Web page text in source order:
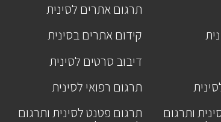
תרגום אתרים לסינית
קידום אתרים בסינית
דיבוב סרטים לסינית
תרגום רפואי לסינית
ותרגום
תרגום פטנט לסינית ותרגום